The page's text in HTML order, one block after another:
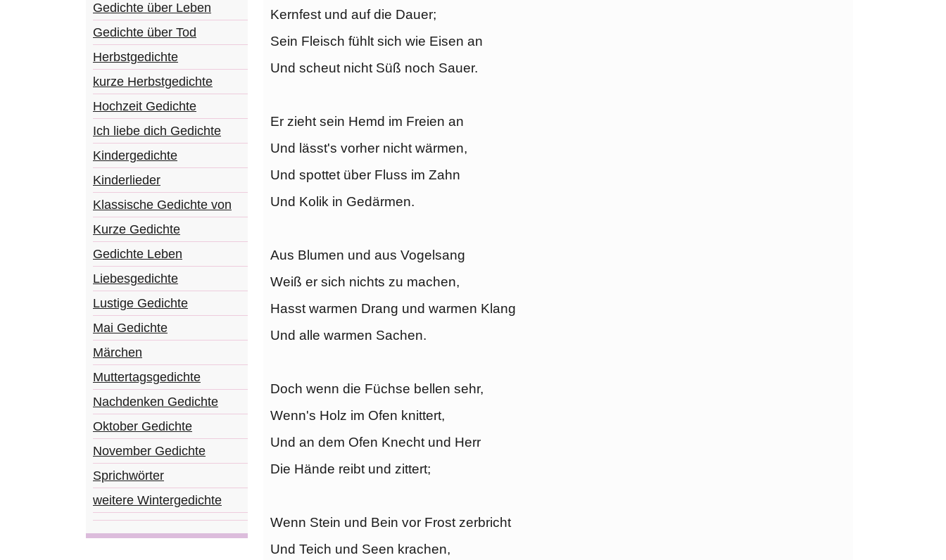
Gedichte über Leben
Gedichte über Tod
Herbstgedichte
kurze Herbstgedichte
Hochzeit Gedichte
Ich liebe dich Gedichte
Kindergedichte
Kinderlieder
Klassische Gedichte von
Kurze Gedichte
Gedichte Leben
Liebesgedichte
Lustige Gedichte
Mai Gedichte
Märchen
Muttertagsgedichte
Nachdenken Gedichte
Oktober Gedichte
November Gedichte
Sprichwörter
weitere Wintergedichte
Kernfest und auf die Dauer;
Sein Fleisch fühlt sich wie Eisen an
Und scheut nicht Süß noch Sauer.
Er zieht sein Hemd im Freien an
Und lässt's vorher nicht wärmen,
Und spottet über Fluss im Zahn
Und Kolik in Gedärmen.
Aus Blumen und aus Vogelsang
Weiß er sich nichts zu machen,
Hasst warmen Drang und warmen Klang
Und alle warmen Sachen.
Doch wenn die Füchse bellen sehr,
Wenn's Holz im Ofen knittert,
Und an dem Ofen Knecht und Herr
Die Hände reibt und zittert;
Wenn Stein und Bein vor Frost zerbricht
Und Teich und Seen krachen,